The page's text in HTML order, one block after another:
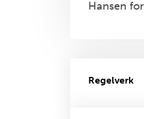
Hansen
Regelverk